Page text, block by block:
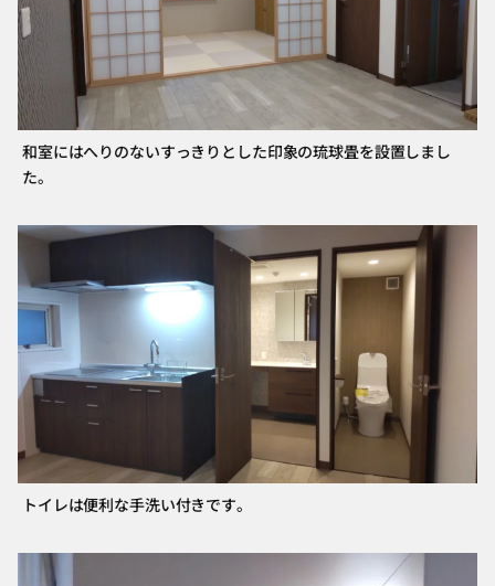
和室にはへりのないすっきりとした印象の琉球畳を設置しまし
た。
トイレは便利な手洗い付きです。